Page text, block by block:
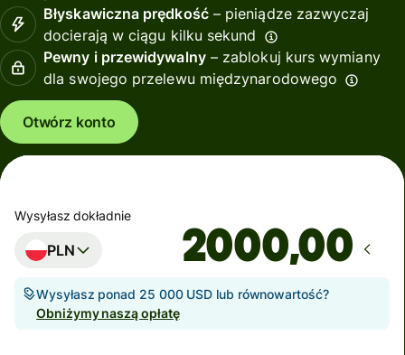
Błyskawiczna prędkość– pieniądze zazwyczaj
docierają w ciągu kilku sekund
Pewny i przewidywalny– zablokuj kurs wymiany
dla swojego przelewu międzynarodowego
Otwórz konto
Wysyłasz dokładnie
PLN ,00
Wysyłasz ponad 25 000 USD lub równowartość?
Obniżymy naszą opłatę